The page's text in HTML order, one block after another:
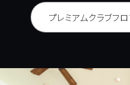
プレミアムクラブフ